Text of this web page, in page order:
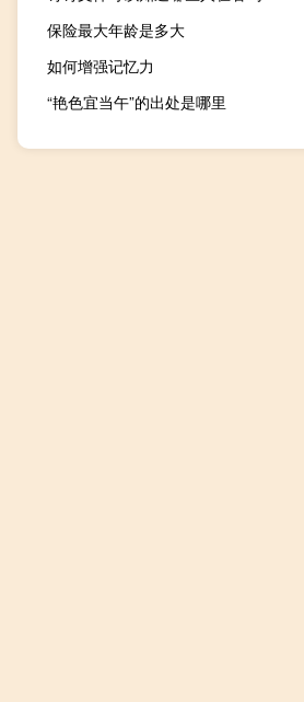
保险最大年龄是多大
如何增强记忆力
“艳色宜当午”的出处是哪里